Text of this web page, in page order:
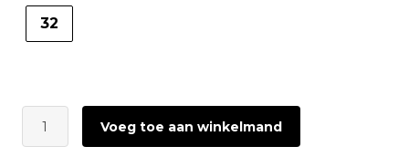
32
Remmie
Barrel
Voeg toe aan winkelmand